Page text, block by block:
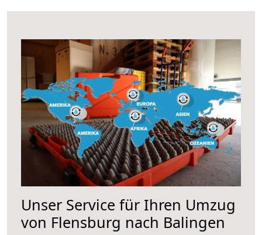
Unser Service für Ihren Umzug
von Flensburg nach Balingen